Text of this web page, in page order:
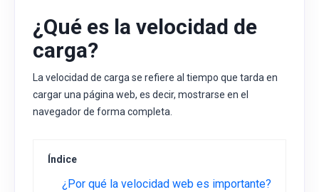
¿Qué es la velocidad de
carga?
La velocidad de carga se refiere al tiempo que tarda en
cargar una página web, es decir, mostrarse en el
navegador de forma completa.
Índice
¿Por qué la velocidad web es importante?